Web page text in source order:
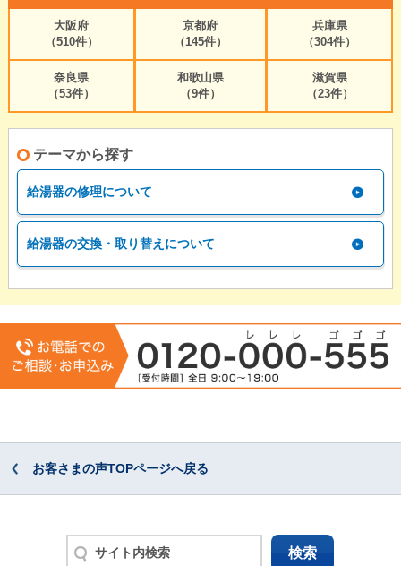
大阪府
（510件）
京都府
（145件）
兵庫県
（304件）
奈良県
（53件）
和歌山県
（9件）
滋賀県
（23件）
テーマから探す
給湯器の修理について
給湯器の交換・取り替えについて
お客さまの声TOPページへ戻る